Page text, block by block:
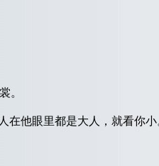
。
他眼里都是大人，就看你小